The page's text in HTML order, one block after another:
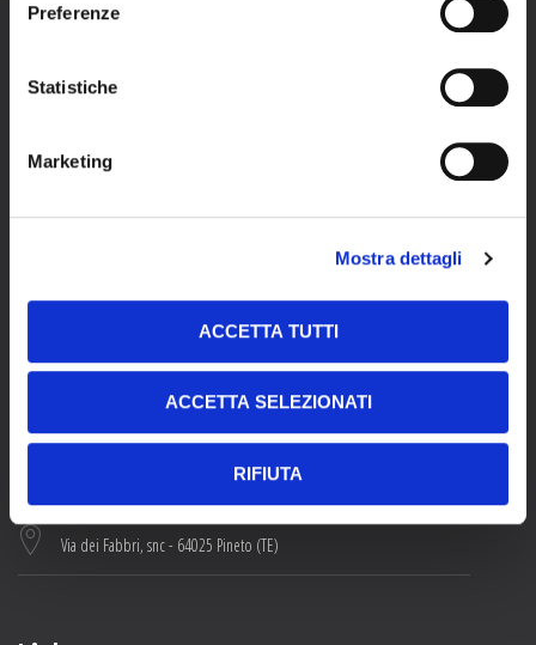
Preferenze
Statistiche
Marketing
Mostra dettagli
ACCETTA TUTTI
ACCETTA SELEZIONATI
RIFIUTA
Via dei Fabbri, snc - 64025 Pineto (TE)